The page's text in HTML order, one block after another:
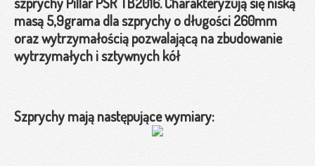
masą 5,9grama dla szprychy o długości 260mm
oraz wytrzymałością pozwalającą na zbudowanie
wytrzymałych i sztywnych kół
Szprychy mają następujące wymiary: